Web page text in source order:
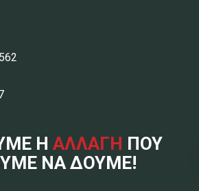
Η ΑΛΛΑΓΗ ΠΟΥ
ΝΑ ΔΟΥΜΕ!